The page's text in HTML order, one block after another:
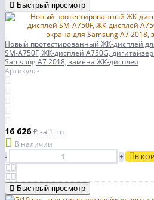
Быстрый просмотр
Новый протестированный ЖК-дисплей
SM-A750F, ЖК-дисплей A750G,
Samsung A7 2018, замена ЖК-дисплея
Артикул: -
16 626₽за 1 шт
В наличии
-
+ В
Быстрый просмотр